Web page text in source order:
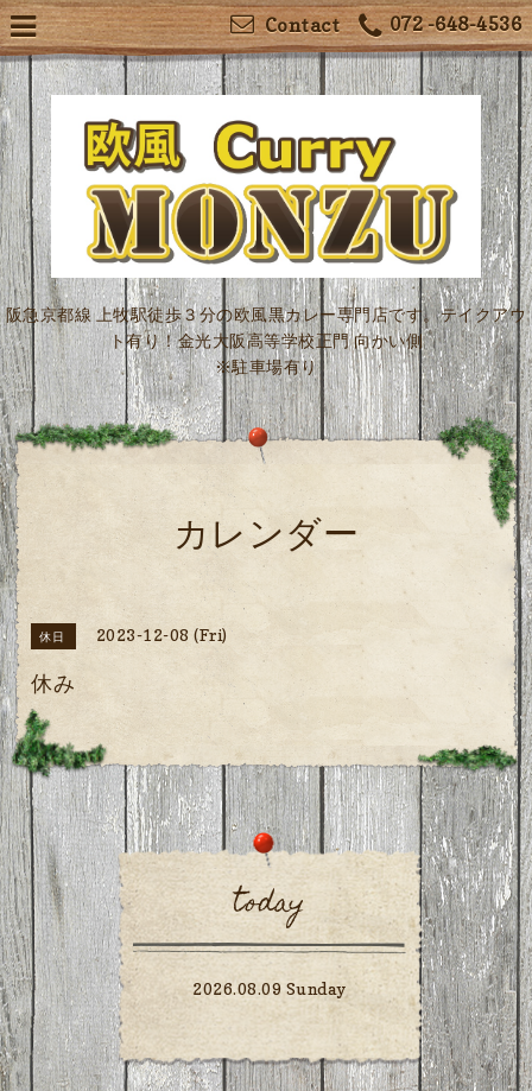
072 -648-4536
Contact
阪急京都線 上牧駅徒歩３分の欧風黒カレー専門店です。テイクアウ
ト有り！金光大阪高等学校正門 向かい側
※駐車場有り
カレンダー
休日 2023-12-08 (Fri)
休み
today
2026.08.09 Sunday